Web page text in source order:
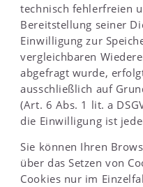
technisch fehlerfreien
Bereitstellung seiner
Einwilligung zur
vergleichbaren
abgefragt wurde,
ausschließlich auf
(Art. 6 Abs. 1 lit. a
die Einwilligung ist
Sie können Ihren
über das Setzen von
Cookies nur im